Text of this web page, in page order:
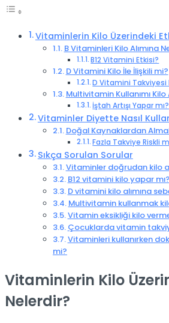
Vitaminlerin Kilo Üzerindeki
B Vitaminleri Kilo Alımına
B12 Vitamini Etkisi?
D Vitamini Kilo İle İlişkili mi?
D Vitamini Takviyesi
Multivitamin Kullanımı Kilo
İştah Artışı Yapar mı?
Vitaminler Diyette Nasıl
Doğal Kaynaklardan
Fazla Takviye Riskli
Sıkça Sorulan Sorular
Vitaminler doğrudan kilo
B12 vitamini kilo yapar mı?
D vitamini kilo alımına
Multivitamin kullanmak
Vitamin eksikliği kilo
Çocuklarda vitamin
Vitaminleri kullanırken
mi?
Vitaminlerin Kilo
Nelerdir?